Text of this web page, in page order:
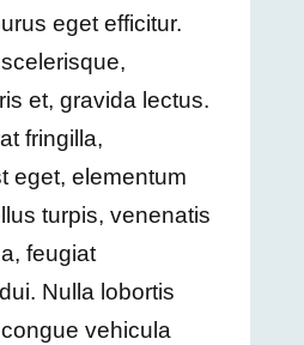
eget efficitur.
et, gravida lectus.
fringilla,
eget, elementum
turpis, venenatis
feugiat
Nulla lobortis
vehicula